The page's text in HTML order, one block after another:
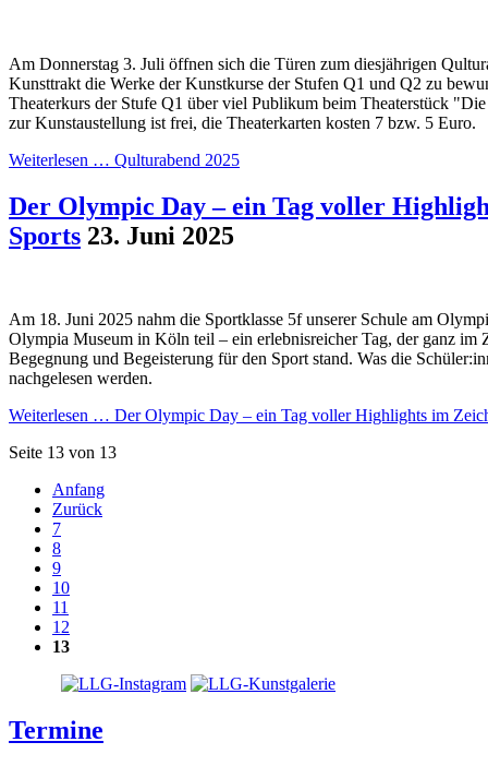
Am Donnerstag 3. Juli öffnen sich die Türen zum diesjährigen
Kunsttrakt die Werke der Kunstkurse der Stufen Q1 und Q2 zu
Theaterkurs der Stufe Q1 über viel Publikum beim Theaterstück
zur Kunstaustellung ist frei, die Theaterkarten kosten 7 bzw. 5 Euro.
Weiterlesen … Qulturabend 2025
Der Olympic Day – ein Tag voller
Sports 23. Juni 2025
Am 18. Juni 2025 nahm die Sportklasse 5f unserer Schule am
Olympia Museum in Köln teil – ein erlebnisreicher Tag, der ganz im
Begegnung und Begeisterung für den Sport stand. Was die
nachgelesen werden.
Weiterlesen … Der Olympic Day – ein Tag voller Highlights im
Seite 13 von 13
Anfang
Zurück
7
8
9
10
11
12
13
Termine